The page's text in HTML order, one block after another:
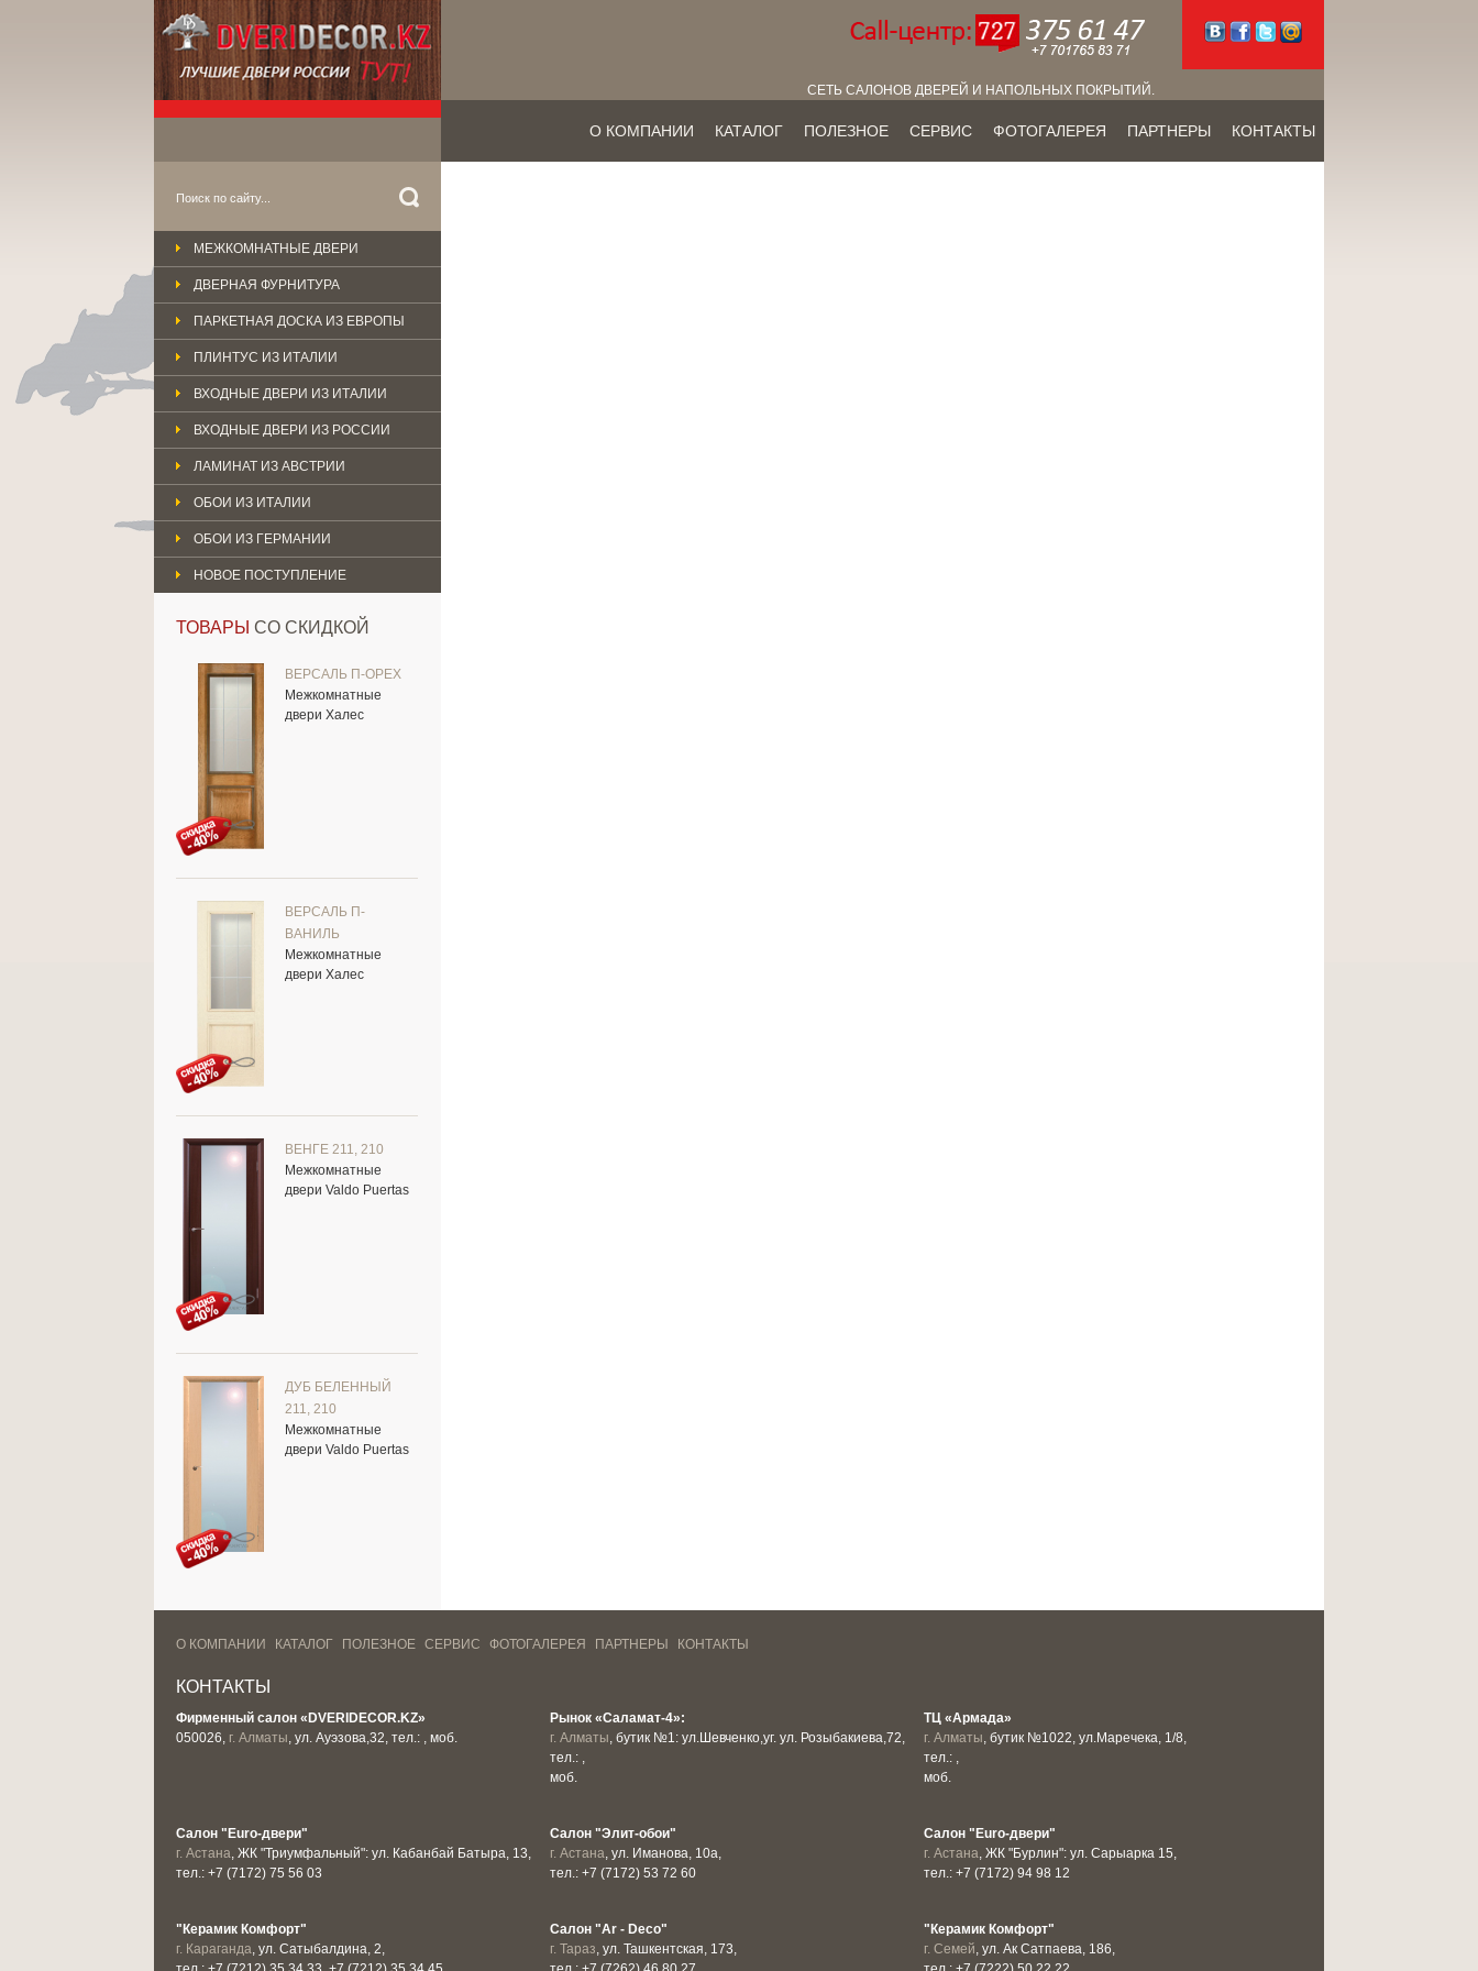
СЕТЬ САЛОНОВ ДВЕРЕЙ И НАПОЛЬНЫХ ПОКРЫТИЙ.
О КОМПАНИИ КАТАЛОГ ПОЛЕЗНОЕ СЕРВИС ФОТОГАЛЕРЕЯ ПАРТНЕРЫ КОНТАКТЫ
МЕЖКОМНАТНЫЕ ДВЕРИ
ДВЕРНАЯ ФУРНИТУРА
ПАРКЕТНАЯ ДОСКА ИЗ ЕВРОПЫ
ПЛИНТУС ИЗ ИТАЛИИ
ВХОДНЫЕ ДВЕРИ ИЗ ИТАЛИИ
ВХОДНЫЕ ДВЕРИ ИЗ РОССИИ
ЛАМИНАТ ИЗ АВСТРИИ
ОБОИ ИЗ ИТАЛИИ
ОБОИ ИЗ ГЕРМАНИИ
НОВОЕ ПОСТУПЛЕНИЕ
ТОВАРЫ СО СКИДКОЙ
ВЕРСАЛЬ П-ОРЕХ
Межкомнатные
двери Халес
ВЕРСАЛЬ П-
ВАНИЛЬ
Межкомнатные
двери Халес
ВЕНГЕ 211, 210
Межкомнатные
двери Valdo Puertas
ДУБ БЕЛЕННЫЙ
211, 210
Межкомнатные
двери Valdo Puertas
О КОМПАНИИ КАТАЛОГ ПОЛЕЗНОЕ СЕРВИС ФОТОГАЛЕРЕЯ ПАРТНЕРЫ КОНТАКТЫ
КОНТАКТЫ
Фирменный салон «DVERIDECOR.KZ»
050026, г. Алматы , ул. Ауэзова,32, тел.: , моб.
Рынок «Саламат-4»:
г. Алматы , бутик №1: ул.Шевченко,уг. ул. Розыбакиева,72,
тел.: ,
моб.
ТЦ «Армада»
г. Алматы , бутик №1022, ул.Маречека, 1/8,
тел.: ,
моб.
Салон "Euro-двери"
г. Астана , ЖК "Триумфальный": ул. Кабанбай Батыра, 13,
тел.: +7 (7172) 75 56 03
Салон "Элит-обои"
г. Астана , ул. Иманова, 10а,
тел.: +7 (7172) 53 72 60
Салон "Euro-двери"
г. Астана , ЖК "Бурлин": ул. Сарыарка 15,
тел.: +7 (7172) 94 98 12
"Керамик Комфорт"
г. Караганда , ул. Сатыбалдина, 2,
Салон "Ar - Deco"
г. Тараз , ул. Ташкентская, 173,
"Керамик Комфорт"
г. Семей , ул. Ак Сатпаева, 186,